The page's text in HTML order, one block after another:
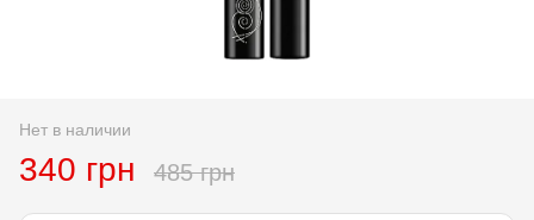
Нет в наличии
340 грн 485 грн